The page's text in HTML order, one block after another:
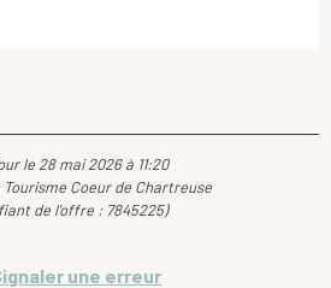
le 28 mai 2026 à 11:20
Coeur de Chartreuse
de l'offre : 7845225)
une erreur